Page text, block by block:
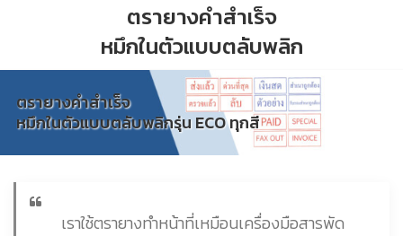
ตรายางคำสำเร็จ
หมึกในตัวแบบตลับพลิก
ตรายางคำสำเร็จ
หมึกในตัวแบบตลับพลิกรุ่น ECO ทุกสี
เราใช้ตรายางทำหน้าที่เหมือนเครื่องมือสารพัด